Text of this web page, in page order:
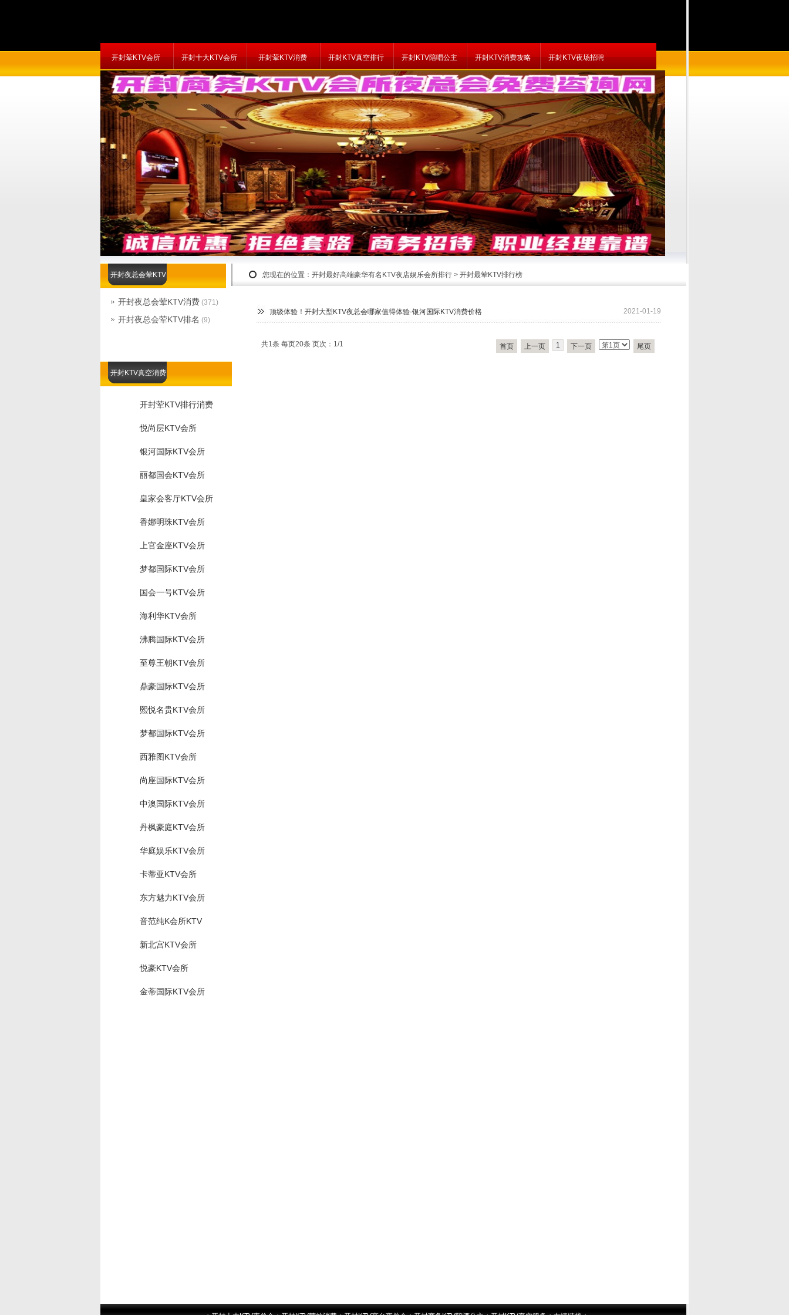
开封荤KTV会所 开封十大KTV会所 开封荤KTV消费 开封KTV真空排行 开封KTV陪唱公主 开封KTV消费攻略 开封KTV夜场招聘
您现在的位置： 开封最好高端豪华有名KTV夜店娱乐会所排行 > 开封最荤KTV排行榜
开封KTV真空消费
开封荤KTV排行消费
悦尚层KTV会所
银河国际KTV会所
丽都国会KTV会所
皇家会客厅KTV会所
香娜明珠KTV会所
上官金座KTV会所
梦都国际KTV会所
国会一号KTV会所
海利华KTV会所
沸腾国际KTV会所
至尊王朝KTV会所
鼎豪国际KTV会所
熙悦名贵KTV会所
梦都国际KTV会所
西雅图KTV会所
尚座国际KTV会所
中澳国际KTV会所
丹枫豪庭KTV会所
华庭娱乐KTV会所
卡蒂亚KTV会所
东方魅力KTV会所
音范纯K会所KTV
新北宫KTV会所
悦豪KTV会所
金蒂国际KTV会所
顶级体验！开封大型KTV夜总会哪家值得体验-银河国际KTV消费价格 2021-01-19
共1条 每页20条 页次：1/1 首页 上一页 1 下一页 尾页
开封夜总会荤KTV
开封夜总会荤KTV消费 (371)
开封夜总会荤KTV排名 (9)